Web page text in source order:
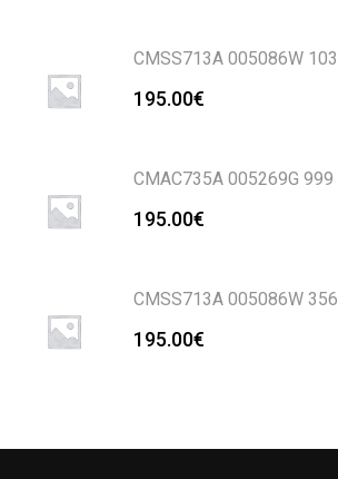
CMSS713A 005086W 103
195.00€
CMAC735A 005269G 999
195.00€
CMSS713A 005086W 356
195.00€